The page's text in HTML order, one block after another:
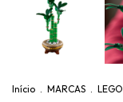
Início . MARCAS . LEGO